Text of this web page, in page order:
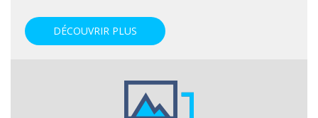
DÉCOUVRIR PLUS